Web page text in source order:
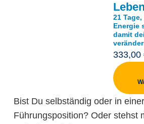
21
Energie
damit
333,00
Bist Du selbständig oder in einer
Führungsposition? Oder stehst